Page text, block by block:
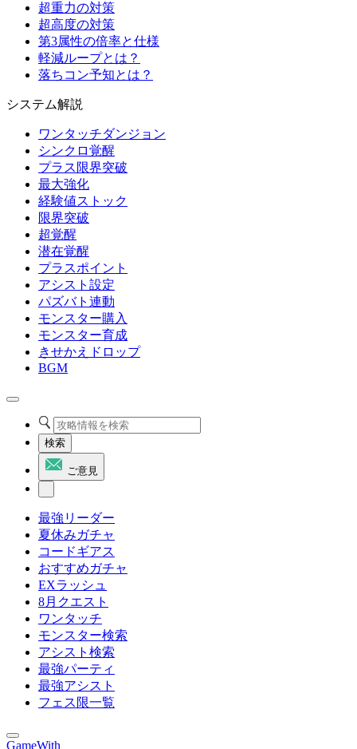
超重力の対策
超高度の対策
第3属性の倍率と仕様
軽減ループとは？
落ちコン予知とは？
システム解説
ワンタッチダンジョン
シンクロ覚醒
プラス限界突破
最大強化
経験値ストック
限界突破
超覚醒
潜在覚醒
プラスポイント
アシスト設定
パズバト連動
モンスター購入
モンスター育成
きせかえドロップ
BGM
検索
ご意見
最強リーダー
夏休みガチャ
コードギアス
おすすめガチャ
EXラッシュ
8月クエスト
ワンタッチ
モンスター検索
アシスト検索
最強パーティ
最強アシスト
フェス限一覧
GameWith